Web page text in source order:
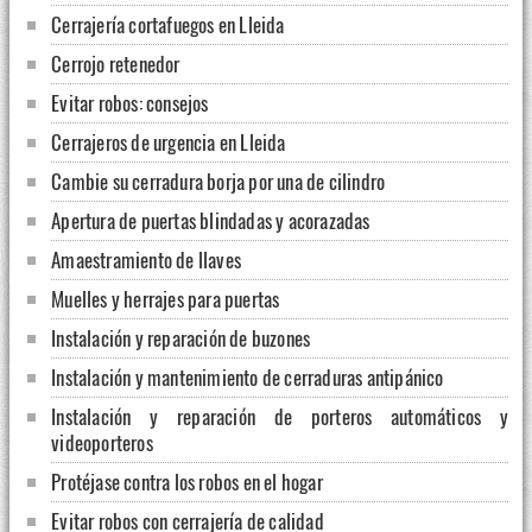
Cerrajería cortafuegos en Lleida
Cerrojo retenedor
Evitar robos: consejos
Cerrajeros de urgencia en Lleida
Cambie su cerradura borja por una de cilindro
Apertura de puertas blindadas y acorazadas
Amaestramiento de llaves
Muelles y herrajes para puertas
Instalación y reparación de buzones
Instalación y mantenimiento de cerraduras antipánico
Instalación y reparación de porteros automáticos y
videoporteros
Protéjase contra los robos en el hogar
Evitar robos con cerrajería de calidad